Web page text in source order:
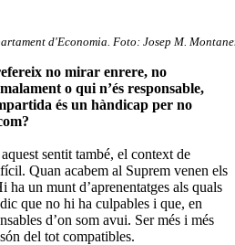
d'Economia. Foto: Josep M.
no mirar enrere, no
o qui n’és responsable,
és un hàndicap per no
sentit també, el context de
Quan acabem al Suprem venen els
un munt d’aprenentatges als quals
que no hi ha culpables i que, en
d’on som avui. Ser més i més
del tot compatibles.